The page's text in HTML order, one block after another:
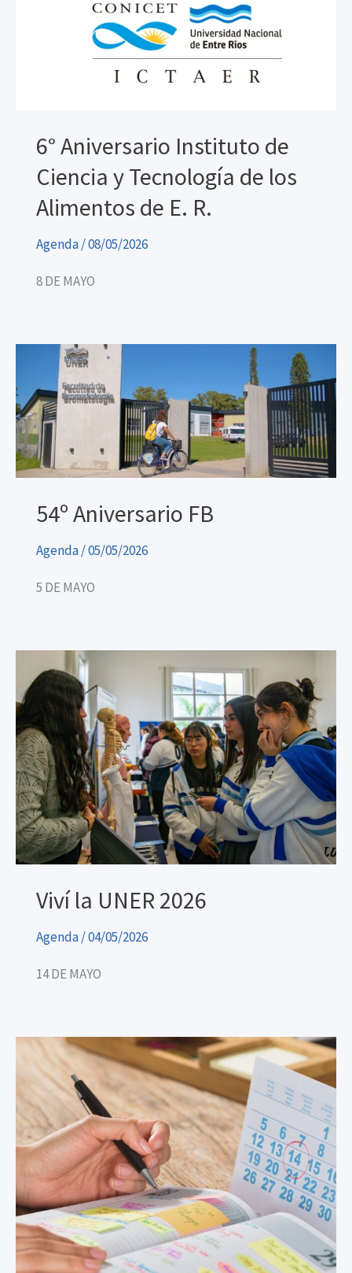
6° Aniversario Instituto de
Ciencia y Tecnología de los
Alimentos de E. R.
Agenda/08/05/2026
8 DE MAYO
54º Aniversario FB
Agenda/05/05/2026
5 DE MAYO
Viví la UNER 2026
Agenda/04/05/2026
14 DE MAYO